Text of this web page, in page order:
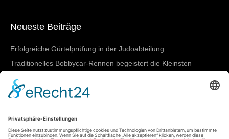
Neueste Beiträge
Erfolgreiche Gürtelprüfung in der Judoabteilung
Traditionelles Bobbycar-Rennen begeistert die Kleinsten
TVN beim 4-gegen-4-Turnier in March-Buchheim
SGBNM zeigt starke Leistungen bei den Badischen
Damen I mit nächstem Heimtestspiel